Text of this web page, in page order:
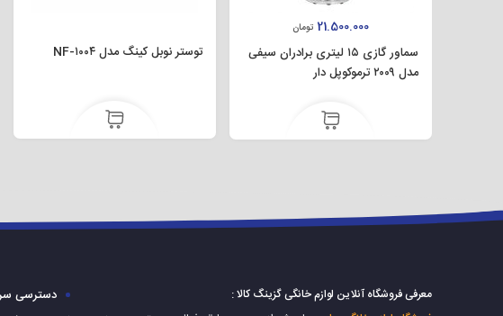
21.500.000 تومان
سماور گازی ۱۵ لیتری برادران سیفی
مدل ۲۰۰۹ ترموکوپل دار
توستر نوبل کینگ مدل NF-۱۰۰۴
معرفی فروشگاه آنلاین لوازم خانگی گزینگ کالا :
دسترسی